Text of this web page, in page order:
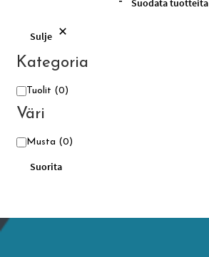
Sulje
Kategoria
Kategoria
Tuolit (0)
Väri
VäriMusta (0)
Suorita